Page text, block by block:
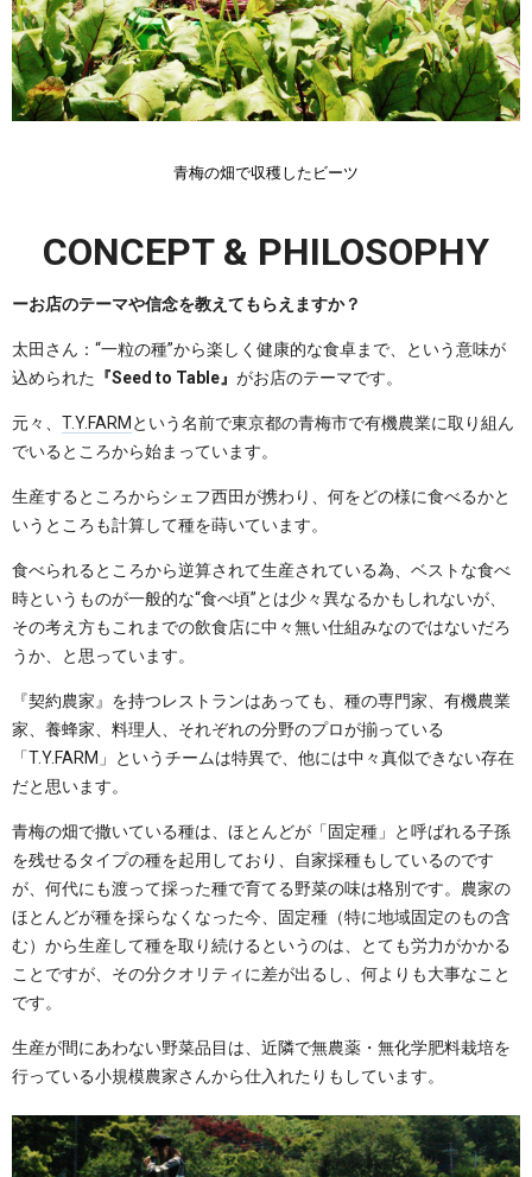
青梅の畑で収穫したビーツ
CONCEPT & PHILOSOPHY
ーお店のテーマや信念を教えてもらえますか？
太田さん：“一粒の種”から楽しく健康的な食卓まで、という意味が
込められた 『Seed to Table』 がお店のテーマです。
元々、 T.Y.FARM という名前で東京都の青梅市で有機農業に取り組ん
でいるところから始まっています。
生産するところからシェフ西田が携わり、何をどの様に食べるかと
いうところも計算して種を蒔いています。
食べられるところから逆算されて生産されている為、ベストな食べ
時というものが一般的な“食べ頃”とは少々異なるかもしれないが、
その考え方もこれまでの飲食店に中々無い仕組みなのではないだろ
うか、と思っています。
『契約農家』を持つレストランはあっても、種の専門家、有機農業
家、養蜂家、料理人、それぞれの分野のプロが揃っている
「T.Y.FARM」というチームは特異で、他には中々真似できない存在
だと思います。
青梅の畑で撒いている種は、ほとんどが「固定種」と呼ばれる子孫
を残せるタイプの種を起用しており、自家採種もしているのです
が、何代にも渡って採った種で育てる野菜の味は格別です。農家の
ほとんどが種を採らなくなった今、固定種（特に地域固定のもの含
む）から生産して種を取り続けるというのは、とても労力がかかる
ことですが、その分クオリティに差が出るし、何よりも大事なこと
です。
生産が間にあわない野菜品目は、近隣で無農薬・無化学肥料栽培を
行っている小規模農家さんから仕入れたりもしています。